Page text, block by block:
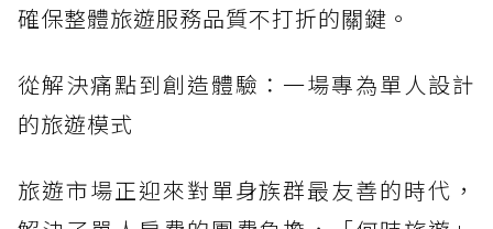
確保整體旅遊服務品質不打折的關鍵。
從解決痛點到創造體驗：一場專為單人設計
的旅遊模式
旅遊市場正迎來對單身族群最友善的時代，